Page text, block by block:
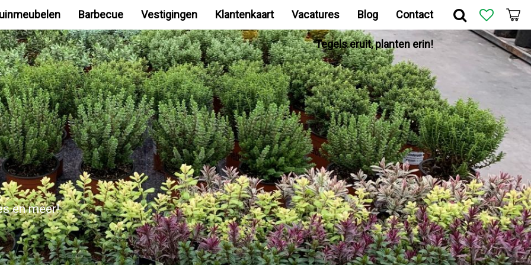
en meer!
Barbecue Vestigingen Klantenkaart Vacatures Blog Contact
Tegels eruit, planten erin!